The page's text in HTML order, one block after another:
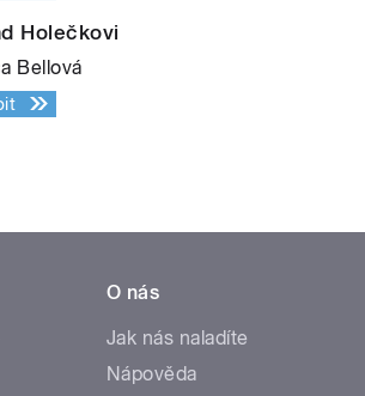
Holečkovi
Bellová
O nás
Jak nás naladíte
Nápověda